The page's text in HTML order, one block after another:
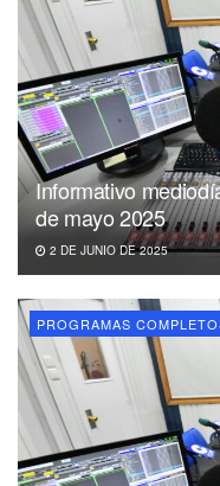
Informativo
de mayo 2025
2 DE JUNIO DE 2025
PROGRAMAS